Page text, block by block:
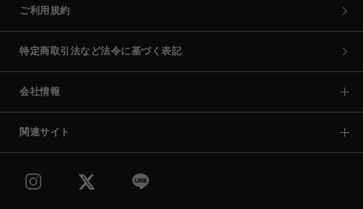
ご利用規約
特定商取引法など法令に基づく表記
会社情報
関連サイト